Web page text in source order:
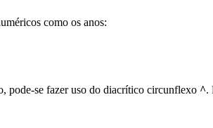
como os anos:
pode-se fazer uso do diacrítico circunflexo ^.